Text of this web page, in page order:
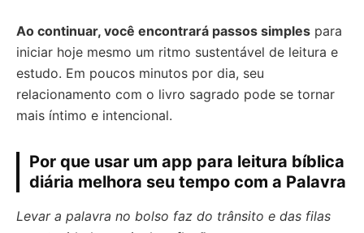
Ao continuar, você encontrará passos simples para
iniciar hoje mesmo um ritmo sustentável de leitura e
estudo. Em poucos minutos por dia, seu
relacionamento com o livro sagrado pode se tornar
mais íntimo e intencional.
Por que usar um app para leitura bíblica
diária melhora seu tempo com a Palavra
Levar a palavra no bolso faz do trânsito e das filas